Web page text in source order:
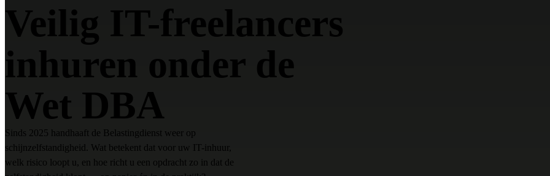
Veilig IT-freelancers
inhuren onder de
Wet DBA
Sinds 2025 handhaaft de Belastingdienst weer op
schijnzelfstandigheid. Wat betekent dat voor uw IT-inhuur,
welk risico loopt u, en hoe richt u een opdracht zo in dat de